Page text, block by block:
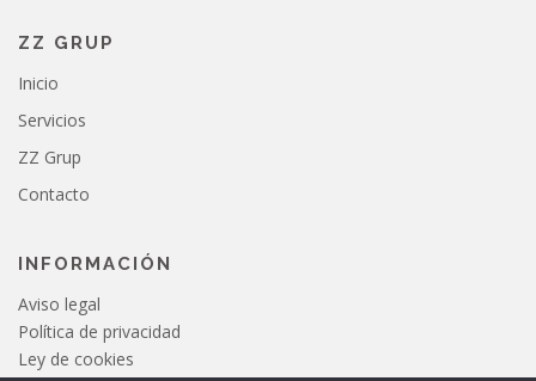
ZZ GRUP
Inicio
Servicios
ZZ Grup
Contacto
INFORMACIÓN
Aviso legal
Política de privacidad
Ley de cookies